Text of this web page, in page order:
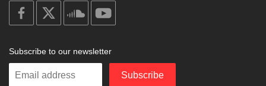
on
facebook
soundcloud
Subscribe to our newsletter
Enter
Subscribe